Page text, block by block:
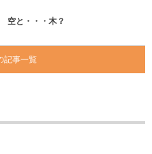
空と・・・木？
記事一覧